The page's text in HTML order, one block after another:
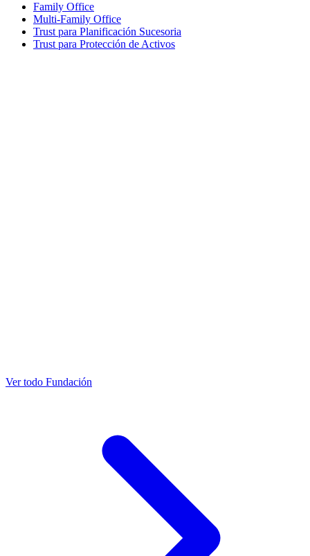
Family Office
Multi-Family Office
Trust para Planificación Sucesoria
Trust para Protección de Activos
Ver todo Fundación